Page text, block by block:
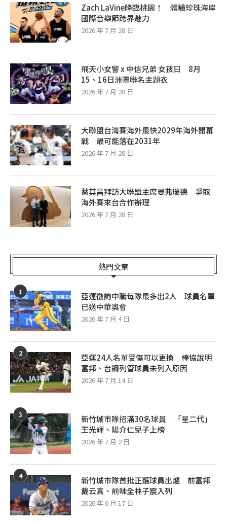
Zach LaVine降臨桃園！ 體驗珍珠海岸
國際音樂節跨界魅力
2026 年 7 月 28 日
飛天小女警 x 中信兄弟 女孩日 8月
15、16日洲際聯名主題衣
2026 年 7 月 28 日
大聯盟台灣賽海外最快2029年海外開幕
戰 最可能落在2031年
2026 年 7 月 28 日
蔡其昌拜訪大聯盟主席曼弗瑞德 爭取
海外賽來台合作辦理
2026 年 7 月 28 日
熱門文章
1
亞運徵詢中職每隊最多出2人 球員名單
已送中華奧會
2026 年 7 月 4 日
2
亞運24人名單受傷可以更換 棒協說明
富邦、台鋼列管球員未列入原因
2026 年 7 月 14 日
3
新竹城市隊招滿30名球員 「星二代」
王光輝、陽介仁兒子上榜
2026 年 7 月 2 日
4
新竹城市隊首批正選球員出爐 前富邦
戴云真、前味全林子宸入列
2026 年 6 月 17 日